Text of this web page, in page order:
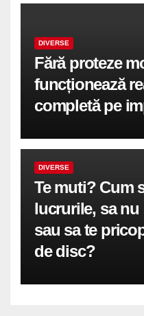
DIVERSE
Fără proteze
funcționează
completă pe
DIVERSE
Te muti? Cum
lucrurile, sa
sau sa te
de disc?